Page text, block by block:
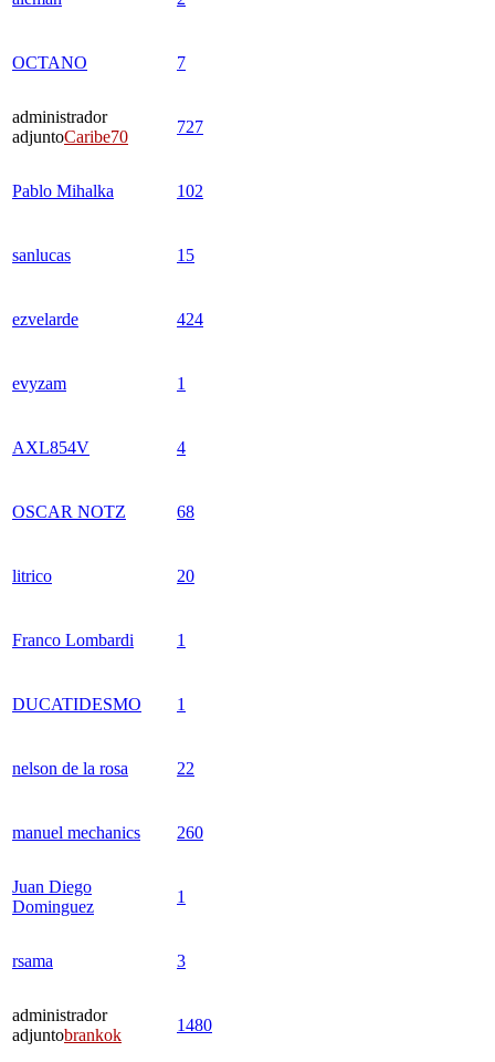
OCTANO 7
administrador
adjuntoCaribe70
727
Pablo Mihalka 102
sanlucas 15
ezvelarde 424
evyzam 1
AXL854V 4
OSCAR NOTZ 68
litrico 20
Franco Lombardi 1
DUCATIDESMO 1
nelson de la rosa 22
manuel mechanics 260
Juan Diego
Dominguez
1
rsama 3
administrador
adjuntobrankok
1480